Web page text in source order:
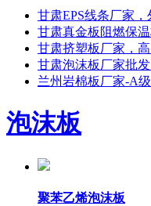
甘肃EPS线条厂家
甘肃真金板阻燃保
甘肃挤塑板厂家，
甘肃泡沫板厂家批
兰州岩棉板厂家-A
泡沫板
聚苯乙烯泡沫板